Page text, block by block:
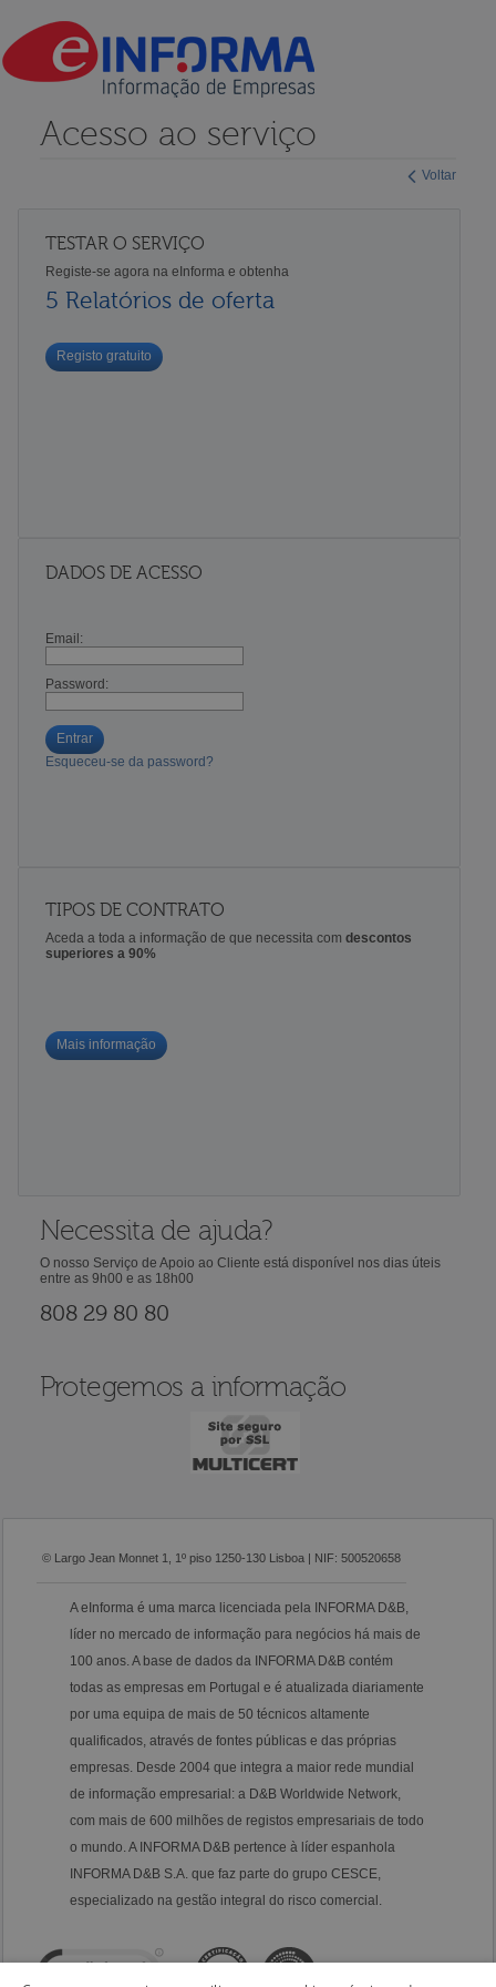
Voltar
Acesso ao serviço
TESTAR O SERVIÇO
Registe-se agora na eInforma e obtenha
5 Relatórios de oferta
Registo gratuito
DADOS DE ACESSO
Email:
Password:
Entrar
Esqueceu-se da password?
TIPOS DE CONTRATO
Aceda a toda a informação de que necessita com descontos
superiores a 90%
Mais informação
Necessita de ajuda?
O nosso Serviço de Apoio ao Cliente está disponível nos dias úteis
entre as 9h00 e as 18h00
808 29 80 80
Protegemos a informação
© Largo Jean Monnet 1, 1º piso 1250-130 Lisboa | NIF: 500520658
A eInforma é uma marca licenciada pela INFORMA D&B,
líder no mercado de informação para negócios há mais de
100 anos. A base de dados da INFORMA D&B contém
todas as empresas em Portugal e é atualizada diariamente
por uma equipa de mais de 50 técnicos altamente
qualificados, através de fontes públicas e das próprias
empresas. Desde 2004 que integra a maior rede mundial
de informação empresarial: a D&B Worldwide Network,
com mais de 600 milhões de registos empresariais de todo
o mundo. A INFORMA D&B pertence à líder espanhola
INFORMA D&B S.A. que faz parte do grupo CESCE,
especializado na gestão integral do risco comercial.